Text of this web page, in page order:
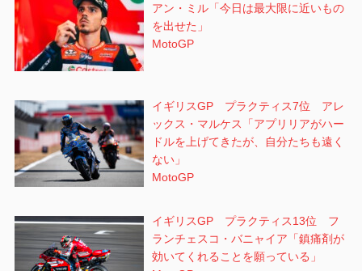
アン・ミル「今日は最大限に近いもの
を出せた」
MotoGP
イギリスGP プラクティス7位 アレ
ックス・マルケス「アプリリアがハー
ドルを上げてきたが、自分たちも遠く
ない」
MotoGP
イギリスGP プラクティス13位 フ
ランチェスコ・バニャイア「鎮痛剤が
効いてくれることを願っている」